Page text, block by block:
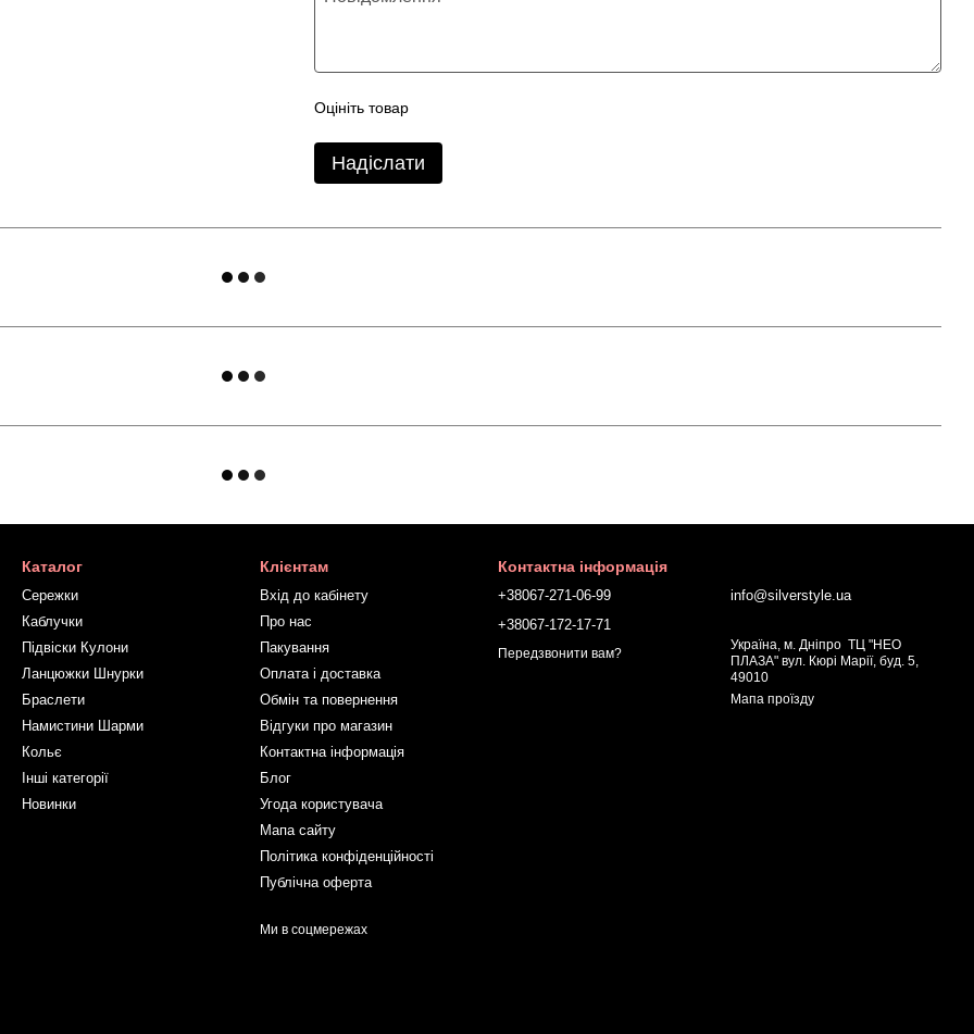
Оцініть товар
Надіслати
Каталог
Сережки
Каблучки
Підвіски Кулони
Ланцюжки Шнурки
Браслети
Намистини Шарми
Кольє
Інші категорії
Новинки
Клієнтам
Вхід до кабінету
Про нас
Пакування
Оплата і доставка
Обмін та повернення
Відгуки про магазин
Контактна інформація
Блог
Угода користувача
Мапа сайту
Політика конфіденційності
Публічна оферта
Ми в соцмережах
Контактна інформація
+38067-271-06-99
+38067-172-17-71
Передзвонити вам?
info@silverstyle.ua
Україна, м. Дніпро ТЦ "НЕО
ПЛАЗА" вул. Кюрі Марії, буд. 5,
49010
Мапа проїзду